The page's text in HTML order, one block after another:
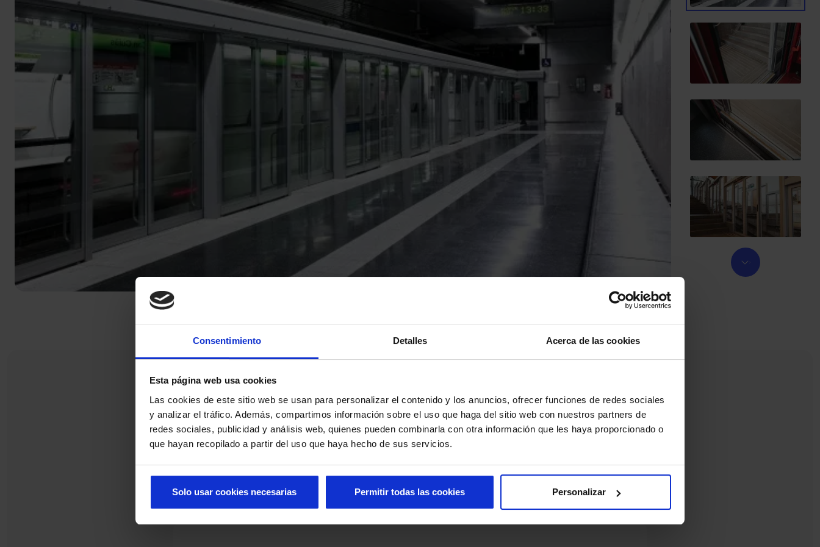
Consentimiento Detalles Acerca de las cookies
Esta página web usa cookies
Las cookies de este sitio web se usan para personalizar el contenido y los anuncios, ofrecer funciones de redes sociales
y analizar el tráfico. Además, compartimos información sobre el uso que haga del sitio web con nuestros partners de
redes sociales, publicidad y análisis web, quienes pueden combinarla con otra información que les haya proporcionado o
que hayan recopilado a partir del uso que haya hecho de sus servicios.
Solo usar cookies necesarias Personalizar
Permitir todas las cookies
Documentazione
Cataloghi